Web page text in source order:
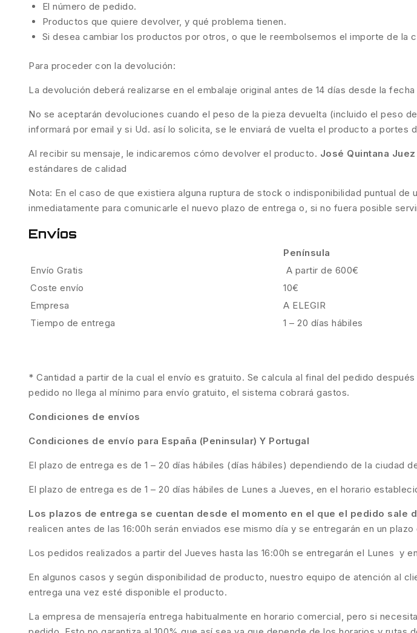
El número de pedido.
Productos que quiere devolver, y qué problema tienen.
Si desea cambiar los productos por otros, o que le reembolsemos el importe de la
Para proceder con la devolución:
La devolución deberá realizarse en el embalaje original antes de 14 días desde la
No se aceptarán devoluciones cuando el peso de la pieza devuelta (incluido el peso
informará por email y si Ud. así lo solicita, se le enviará de vuelta el producto a portes
Al recibir su mensaje, le indicaremos cómo devolver el producto. José Quintana Juez
estándares de calidad
Nota: En el caso de que existiera alguna ruptura de stock o indisponibilidad puntual de
inmediatamente para comunicarle el nuevo plazo de entrega o, si no fuera posible
Envíos
Península
Envío Gratis
A partir de 600€
Coste envío
10€
Empresa
A ELEGIR
Tiempo de entrega
1 – 20 días hábiles
* Cantidad a partir de la cual el envío es gratuito. Se calcula al final del pedido
pedido no llega al mínimo para envío gratuito, el sistema cobrará gastos.
Condiciones de envíos
Condiciones de envío para España (Peninsular) Y Portugal
El plazo de entrega es de 1 – 20 días hábiles (días hábiles) dependiendo de la ciudad
El plazo de entrega es de 1 – 20 días hábiles de Lunes a Jueves, en el horario
Los plazos de entrega se cuentan desde el momento en el que el pedido sale
realicen antes de las 16:00h serán enviados ese mismo día y se entregarán en un
Los pedidos realizados a partir del Jueves hasta las 16:00h se entregarán el Lunes y
En algunos casos y según disponibilidad de producto, nuestro equipo de atención al
entrega una vez esté disponible el producto.
La empresa de mensajería entrega habitualmente en horario comercial, pero si